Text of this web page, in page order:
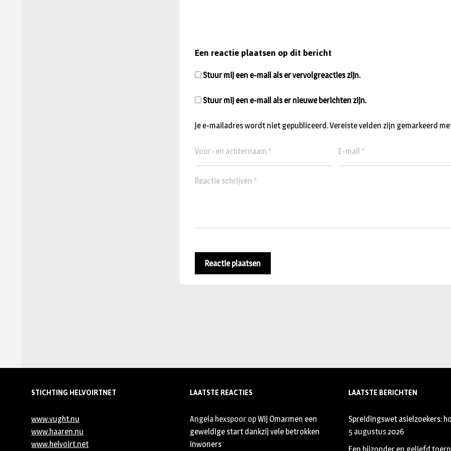
Een reactie plaatsen op dit bericht
Je e-mailadres wordt niet gepubliceerd.Vereiste velden zijn gemarkeerd
Stuur mij een e-mail als er vervolgreacties zijn.
Stuur mij een e-mail als er nieuwe berichten zijn.
STICHTING HELVOIRTNET
www.vught.nu
www.haaren.nu
www.helvoirt.net
LAATSTE REACTIES
Angela hexspoor opWij Omarmen een
geweldige start dankzij vele betrokken
inwoners
LAATSTE BERICHTEN
Spreidingswet asielzoekers:
5 augustus 2026